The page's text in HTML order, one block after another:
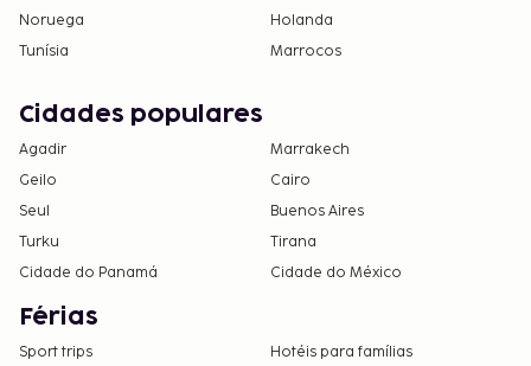
Noruega
Holanda
Tunísia
Marrocos
Cidades populares
Agadir
Marrakech
Geilo
Cairo
Seul
Buenos Aires
Turku
Tirana
Cidade do Panamá
Cidade do México
Férias
Sport trips Hotéis para famílias